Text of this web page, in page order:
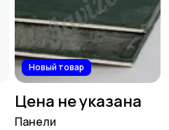
Новый товар
Цена не указана
Панели